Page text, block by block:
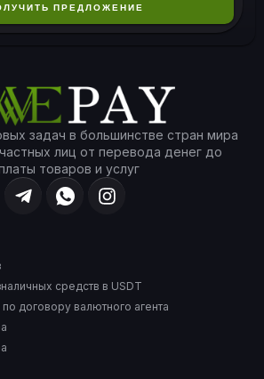
ПРЕДЛОЖЕНИЕ
задач в большинстве стран мира
лиц от перевода денег до
товаров и услуг
средств в USDT
договору валютного агента